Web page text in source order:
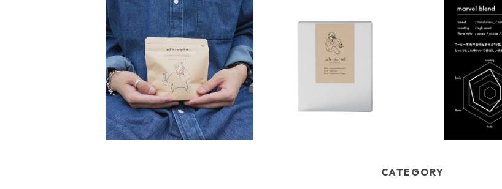
コーヒーの定期便
¥3,500
drip bag set
¥4,000
コーヒー豆【
】
CATEGORY